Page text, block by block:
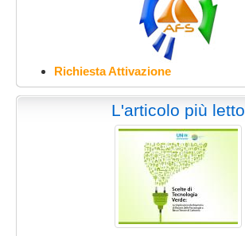
Richiesta Attivazione
L'articolo più letto